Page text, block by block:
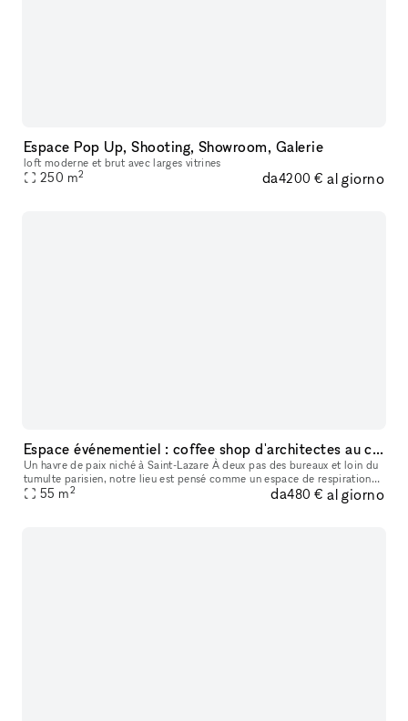
Espace Pop Up, Shooting, Showroom, Galerie
loft moderne et brut avec larges vitrines
250 m2 da4200 € al giorno
Espace événementiel : coffee shop d'architectes au coeur du 8ème !
Un havre de paix niché à Saint-Lazare À deux pas des bureaux et loin du
tumulte parisien, notre lieu est pensé comme un espace de respiration
au cœur du quartier Saint-Lazare. Nous proposons un servi
55 m2 da480 € al giorno